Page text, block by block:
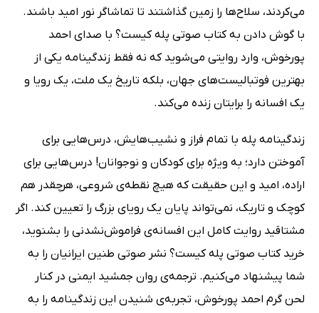
می‌کردند، سلاح‌ها را زمین گذاشتند تا تماشاگر نور امید باشند.
با گوش دادن به کتاب صوتی پله کیست؟ با صدای احمد
پورخوش، وارد روایتی می‌شوید که نه فقط زندگینامه یکی از
بهترین فوتبالیست‌های جهان، بلکه تاریخ یک ملت، یک رویا و
یک افسانه را برایتان زنده می‌کند.
زندگینامه پله با تمام فراز و نشیب‌هایش، درس‌هایی برای
آموختن دارد؛ به ویژه برای کودکان و نوجوانان! درس‌هایی برای
اراده، امید و این حقیقت که هیچ نقطه‌ی شروعی، هرچقدر هم
کوچک و تاریک، نمی‌تواند پایان یک رویای بزرگ را تعیین کند. اگر
مشتاقید روایت کامل این افسانه‌ی فراموش‌نشدنی را بشنوید،
خرید کتاب صوتی پله کیست؟ نشر صوتی طنین ایرانیان را به
شما پیشنهاد می‌کنیم. ترجمه‌ی روان جمشید ایمنی در کنار
لحن گرم احمد پورخوش، تجربه‌ی شنیدن این زندگینامه را به